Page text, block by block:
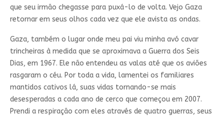
que seu irmão chegasse para puxá-lo de volta. Vejo Gaza
retornar em seus olhos cada vez que ele avista as ondas.
Gaza, também o lugar onde meu pai viu minha avó cavar
trincheiras à medida que se aproximava a Guerra dos Seis
Dias, em 1967. Ele não entendeu as valas até que os aviões
rasgaram o céu. Por toda a vida, lamentei os familiares
mantidos cativos lá, suas vidas tornando-se mais
desesperadas a cada ano de cerco que começou em 2007.
Prendi a respiração com eles através de quatro guerras, seus